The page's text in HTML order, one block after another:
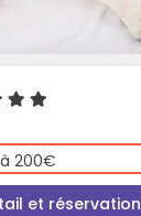
200€
et réservation